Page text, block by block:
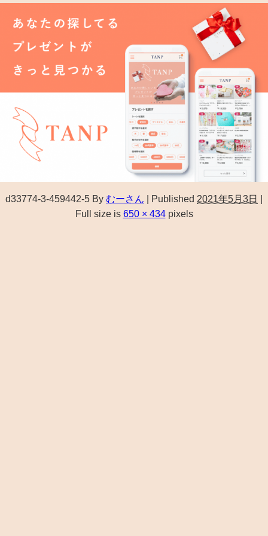
d33774-3-459442-5 By むーさん Published 2021年5月3日
Full size is 650 × 434pixels